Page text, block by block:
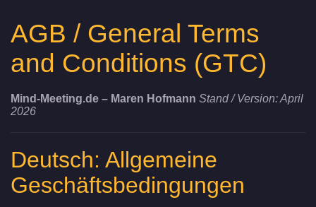
AGB / General Terms
and Conditions (GTC)
Mind-Meeting.de – Maren Hofmann Stand / Version: April
2026
Deutsch: Allgemeine
Geschäftsbedingungen